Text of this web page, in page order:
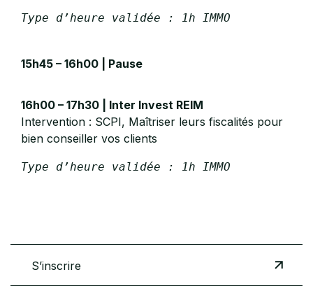
Type d’heure validée : 1h IMMO
15h45 – 16h00 | Pause
16h00 – 17h30 | Inter Invest REIM
Intervention : SCPI, Maîtriser leurs fiscalités pour
bien conseiller vos clients
Type d’heure validée : 1h IMMO
S’inscrire